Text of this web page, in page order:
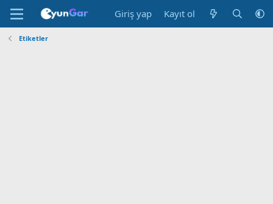
Giriş yap Kayıt ol
Etiketler